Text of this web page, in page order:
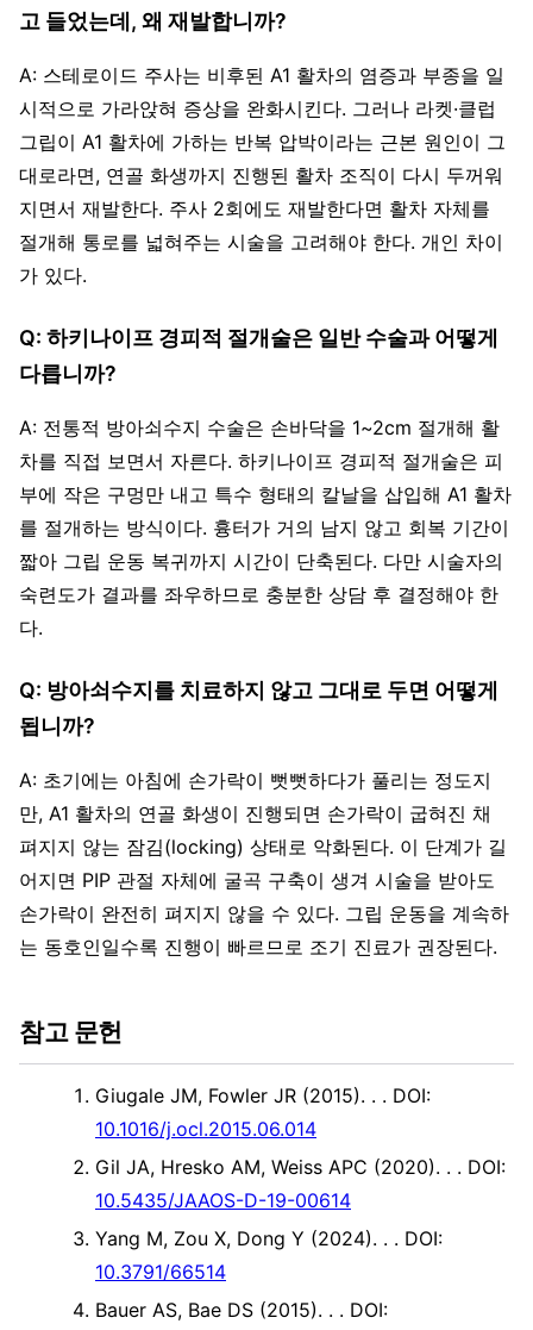
고 들었는데, 왜 재발합니까?
A: 스테로이드 주사는 비후된 A1 활차의 염증과 부종을 일
시적으로 가라앉혀 증상을 완화시킨다. 그러나 라켓·클럽
그립이 A1 활차에 가하는 반복 압박이라는 근본 원인이 그
대로라면, 연골 화생까지 진행된 활차 조직이 다시 두꺼워
지면서 재발한다. 주사 2회에도 재발한다면 활차 자체를
절개해 통로를 넓혀주는 시술을 고려해야 한다. 개인 차이
가 있다.
Q: 하키나이프 경피적 절개술은 일반 수술과 어떻게
다릅니까?
A: 전통적 방아쇠수지 수술은 손바닥을 1~2cm 절개해 활
차를 직접 보면서 자른다. 하키나이프 경피적 절개술은 피
부에 작은 구멍만 내고 특수 형태의 칼날을 삽입해 A1 활차
를 절개하는 방식이다. 흉터가 거의 남지 않고 회복 기간이
짧아 그립 운동 복귀까지 시간이 단축된다. 다만 시술자의
숙련도가 결과를 좌우하므로 충분한 상담 후 결정해야 한
다.
Q: 방아쇠수지를 치료하지 않고 그대로 두면 어떻게
됩니까?
A: 초기에는 아침에 손가락이 뻣뻣하다가 풀리는 정도지
만, A1 활차의 연골 화생이 진행되면 손가락이 굽혀진 채
펴지지 않는 잠김(locking) 상태로 악화된다. 이 단계가 길
어지면 PIP 관절 자체에 굴곡 구축이 생겨 시술을 받아도
손가락이 완전히 펴지지 않을 수 있다. 그립 운동을 계속하
는 동호인일수록 진행이 빠르므로 조기 진료가 권장된다.
참고 문헌
Giugale JM, Fowler JR (2015). . . DOI:
10.1016/j.ocl.2015.06.014
Gil JA, Hresko AM, Weiss APC (2020). . . DOI:
10.5435/JAAOS-D-19-00614
Yang M, Zou X, Dong Y (2024). . . DOI:
10.3791/66514
Bauer AS, Bae DS (2015). . . DOI: